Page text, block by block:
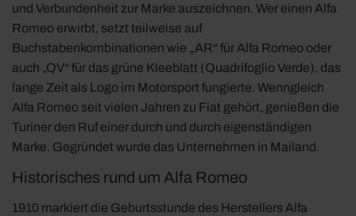
und Verbundenheit zur Marke auszeichnen. Wer einen Alfa
Romeo erwirbt, setzt teilweise auf
Buchstabenkombinationen wie „AR“ für Alfa Romeo oder
auch „QV“ für das grüne Kleeblatt (Quadrifoglio Verde), das
lange Zeit als Logo im Motorsport fungierte. Wenngleich
Alfa Romeo seit vielen Jahren zu Fiat gehört, genießen die
Turiner den Ruf einer durch und durch eigenständigen
Marke. Gegründet wurde das Unternehmen in Mailand.
Historisches rund um Alfa Romeo
1910 markiert die Geburtsstunde des Herstellers Alfa